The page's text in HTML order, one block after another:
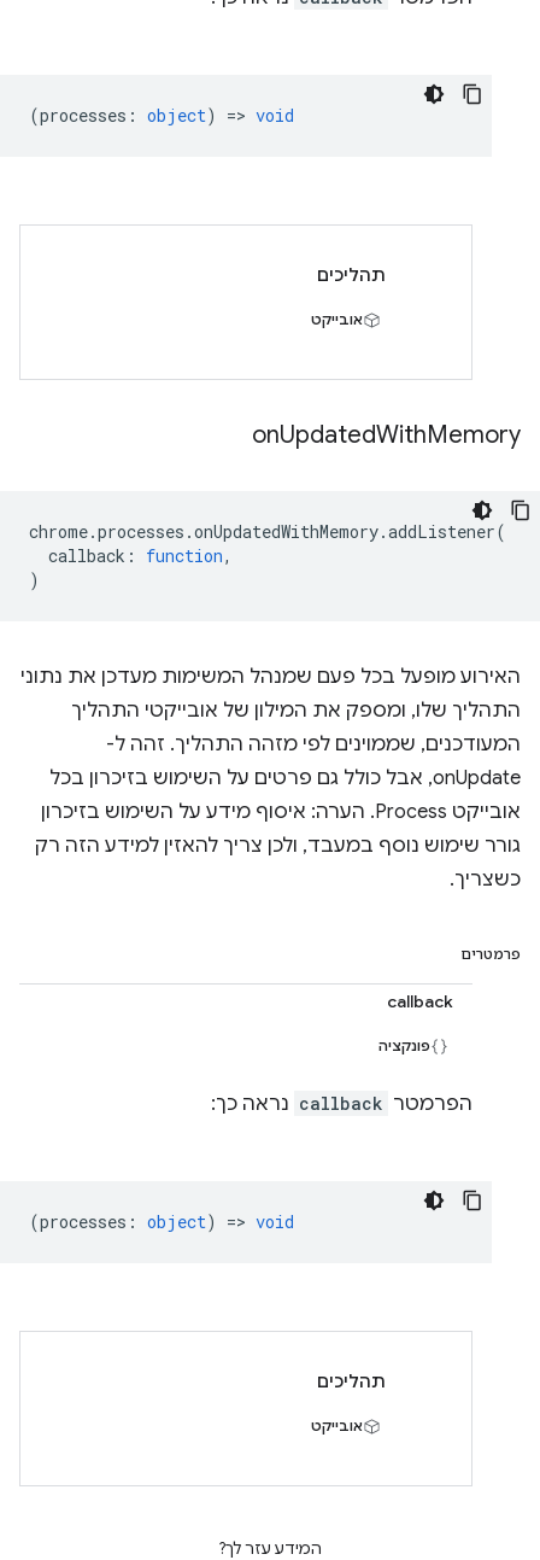
(processes : object) => void
תהליכים
אובייקט
onUpdatedWithMemory
chrome.processes .onUpdatedWithMemory.addListener(
callback : function,
)
האירוע מופעל בכל פעם שמנהל המשימות מעדכן את נתוני
התהליך שלו, ומספק את המילון של אובייקטי התהליך
המעודכנים, שממוינים לפי מזהה התהליך. זהה ל-
onUpdate, אבל כולל גם פרטים על השימוש בזיכרון בכל
אובייקט Process. הערה: איסוף מידע על השימוש בזיכרון
גורר שימוש נוסף במעבד, ולכן צריך להאזין למידע הזה רק
כשצריך.
פרמטרים
callback
פונקציה
הפרמטר callback נראה כך:
(processes : object) => void
תהליכים
אובייקט
המידע עזר לך?